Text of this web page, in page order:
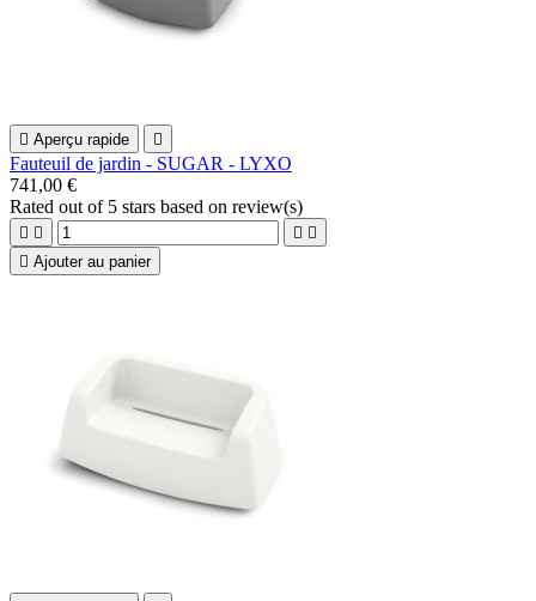
 Aperçu rapide 
Fauteuil de jardin - SUGAR - LYXO
741,00 €
Rated out of 5 stars based on review(s)
   
 Ajouter au panier